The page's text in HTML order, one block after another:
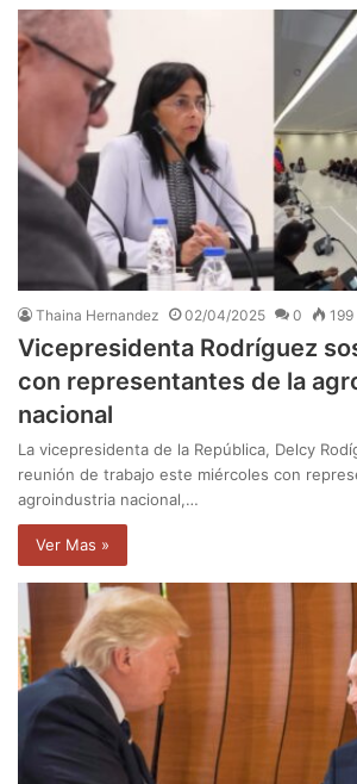
Thaina Hernandez 02/04/2025 0 199
Vicepresidenta Rodríguez
con representantes de la
nacional
La vicepresidenta de la República, Delcy
reunión de trabajo este miércoles con
agroindustria nacional,…
Ver Mas »